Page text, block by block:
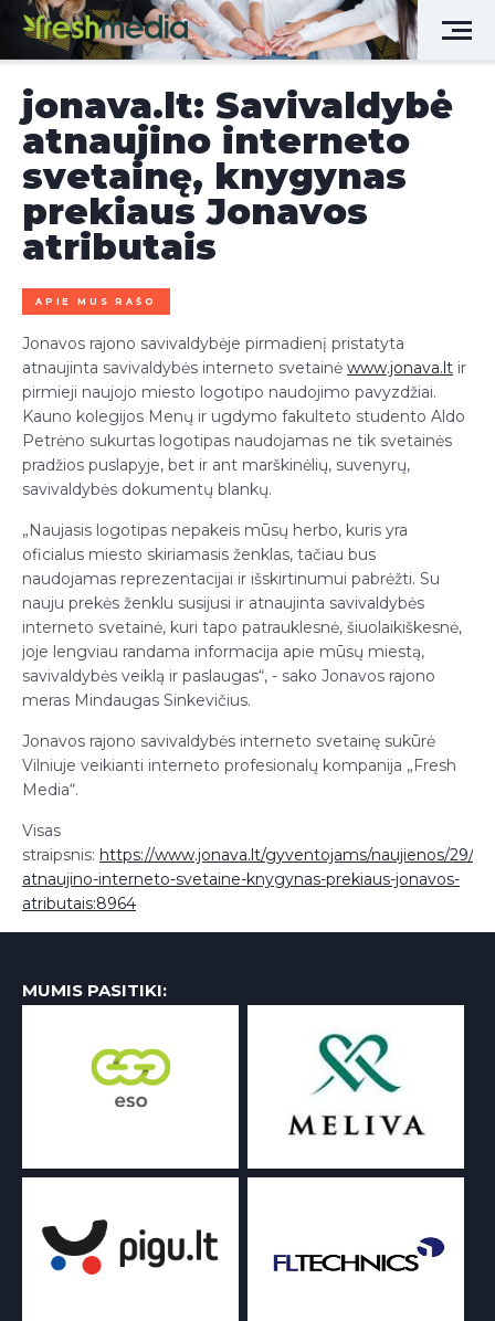
jonava.lt: Savivaldybė
atnaujino interneto
svetainę, knygynas
prekiaus Jonavos
atributais
APIE MUS RAŠO
Jonavos rajono savivaldybėje pirmadienį pristatyta
atnaujinta savivaldybės interneto svetainė www.jonava.lt ir
pirmieji naujojo miesto logotipo naudojimo pavyzdžiai.
Kauno kolegijos Menų ir ugdymo fakulteto studento Aldo
Petrėno sukurtas logotipas naudojamas ne tik svetainės
pradžios puslapyje, bet ir ant marškinėlių, suvenyrų,
savivaldybės dokumentų blankų.
„Naujasis logotipas nepakeis mūsų herbo, kuris yra
oficialus miesto skiriamasis ženklas, tačiau bus
naudojamas reprezentacijai ir išskirtinumui pabrėžti. Su
nauju prekės ženklu susijusi ir atnaujinta savivaldybės
interneto svetainė, kuri tapo patrauklesnė, šiuolaikiškesnė,
joje lengviau randama informacija apie mūsų miestą,
savivaldybės veiklą ir paslaugas“, - sako Jonavos rajono
meras Mindaugas Sinkevičius.
Jonavos rajono savivaldybės interneto svetainę sukūrė
Vilniuje veikianti interneto profesionalų kompanija „Fresh
Media“.
Visas
straipsnis: https://www.jonava.lt/gyventojams/naujienos/29/
atnaujino-interneto-svetaine-knygynas-prekiaus-jonavos-
atributais:8964
MUMIS PASITIKI: